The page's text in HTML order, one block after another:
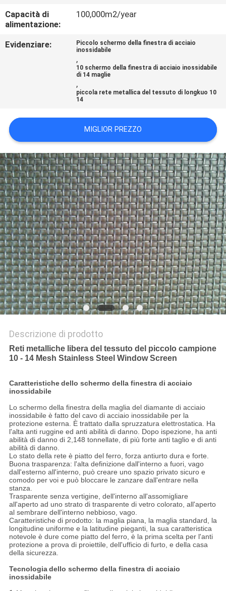
CONTATTACI
RICHIEDA
MAPPA
DEL
SITO
PRIVACY
POLICY
Capacità di
alimentazione:
100,000m2/year
Evidenziare:
Piccolo schermo della finestra di acciaio
inossidabile
,
10 schermo della finestra di acciaio inossidabile
di 14 maglie
,
piccola rete metallica del tessuto di longkuo 10
14
MIGLIOR PREZZO
Descrizione di prodotto
Reti metalliche libera del tessuto del piccolo campione
10 - 14 Mesh Stainless Steel Window Screen
Caratteristichedello schermo della finestra di acciaio
inossidabile
Lo schermo della finestra della maglia del diamante di acciaio
inossidabile è fatto del cavo di acciaio inossidabile per la
protezione esterna. È trattato dalla spruzzatura elettrostatica. Ha
l'alta anti ruggine ed anti abilità di danno. Dopo ispezione, ha anti
abilità di danno di 2,148 tonnellate, di più forte anti taglio e di anti
abilità di danno.
Lo stato della rete è piatto del ferro, forza antiurto dura e forte.
Buona trasparenza: l'alta definizione dall'interno a fuori, vago
dall'esterno all'interno, può creare uno spazio privato sicuro e
comodo per voi e può bloccare le zanzare dall'entrare nella
stanza.
Trasparente senza vertigine, dell'interno all'assomigliare
all'aperto ad uno strato di trasparente di vetro colorato, all'aperto
al sembrare dell'interno nebbioso, vago.
Caratteristiche di prodotto: la maglia piana, la maglia standard, la
longitudine uniforme e la latitudine pieganti, la sua caratteristica
notevole è dure come piatto del ferro, è la prima scelta per l'anti
protezione a prova di proiettile, dell'ufficio di furto, e della casa
della sicurezza.
Tecnologiadello schermo della finestra di acciaio
inossidabile